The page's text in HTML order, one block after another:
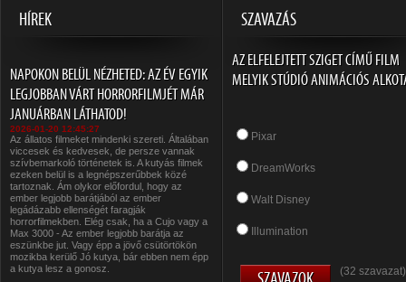
HÍREK SZAVAZÁS
NAPOKON BELÜL NÉZHETED: AZ ÉV EGYIK
LEGJOBBAN VÁRT HORRORFILMJÉT MÁR
JANUÁRBAN LÁTHATOD!
2026-01-20 12:45:27
Az állatos filmeket mindenki szereti. Általában
viccesek és kedvesek, de persze vannak
szívbemarkoló történetek is. A kutyás filmek
ezeken belül is a legnépszerűbbek közé
tartoznak. Ám olykor előfordul, hogy az
ember legjobb barátjából az ember
legádázabb ellenségét faragják
horrorfilmekben. Elég csak, ha a Cujo vagy a
Max 3000 - Az ember legjobb barátja az
eszünkbe jut. Vagy épp a jövő csütörtökön
mozikba kerülő Jó kutya, bár ebben nem épp
a kutya lesz a gonosz.
AZ ELFELEJTETT SZIGET CÍMŰ FILM
MELYIK STÚDIÓ ANIMÁCIÓS
Pixar
DreamWorks
Walt Disney
Illumination
(32 szavazat)